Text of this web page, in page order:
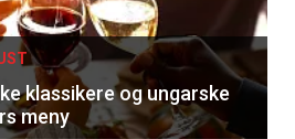
klassikere og ungarske
meny